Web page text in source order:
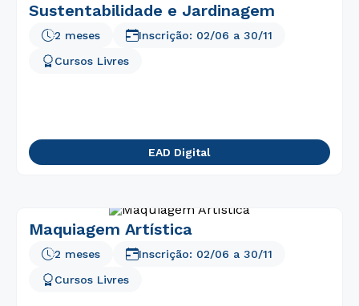
Sustentabilidade e Jardinagem
2 meses
Cursos Livres
Inscrição: 02/06 a 30/11
EAD Digital
Maquiagem Artística
2 meses
Cursos Livres
Inscrição: 02/06 a 30/11